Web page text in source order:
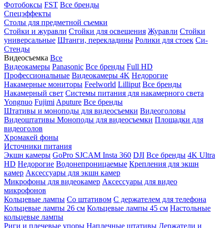
Фотобоксы FST Все бренды
Спецэффекты
Столы для предметной съемки
Стойки и журавли Стойки для освещения Журавли Стойки
универсальные Штанги, перекладины Ролики для стоек Си-
Стенды
Видеосъемка Все
Видеокамеры Panasonic Все бренды Full HD
Профессиональные Видеокамеры 4K Недорогие
Накамерные мониторы Feelworld Lilliput Все бренды
Накамерный свет Системы питания для накамерного света
Yongnuo Fujimi Aputure Все бренды
Штативы и моноподы для видеосъемки Видеоголовы
Видеоштативы Моноподы для видеосъемки Площадки для
видеоголов
Хромакей фоны
Источники питания
Экшн камеры GoPro SJCAM Insta 360 DJI Все бренды 4K Ultra
HD Недорогие Водонепроницаемые Крепления для экшн
камер Аксессуары для экшн камер
Микрофоны для видеокамер Аксессуары для видео
микрофонов
Кольцевые лампы Со штативом C держателем для телефона
Кольцевые лампы 26 см Кольцевые лампы 45 см Настольные
кольцевые лампы
Риги и плечевые упоры Наплечные штативы Держатели и